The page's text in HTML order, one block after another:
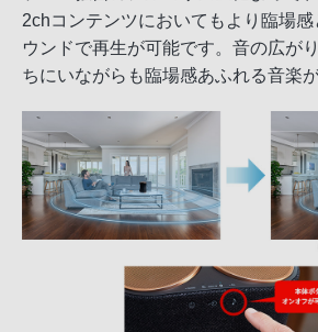
2chコンテンツにおいてもより臨場
ウンドで再生が可能です。音の広が
ちにいながらも臨場感あふれる音楽